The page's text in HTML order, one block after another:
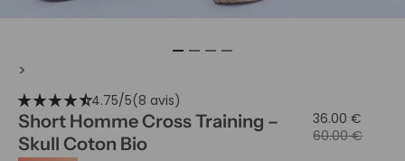
>
star_ratestar_ratestar_ratestar_ratestar_rate_half4.75/5(8 avis)
Short Homme Cross Training –
Skull Coton Bio
36.00 €
60.00 €